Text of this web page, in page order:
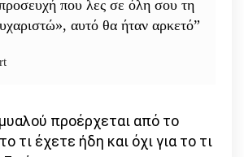
που λες σε όλη σου τη
αυτό θα ήταν αρκετό”
προέρχεται από το
τι έχετε ήδη και όχι για το τι